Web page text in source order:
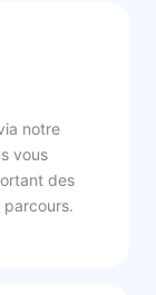
notre
vous
des